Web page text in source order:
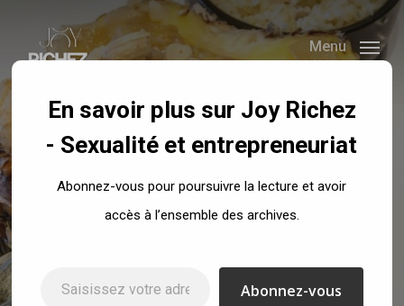
main
content
Menu
Recettes
Poulet ananas –
En savoir plus sur Joy Richez
- Sexualité et entrepreneuriat
Abonnez-vous pour poursuivre la lecture et avoir
accès à l’ensemble des archives.
Abonnez-vous